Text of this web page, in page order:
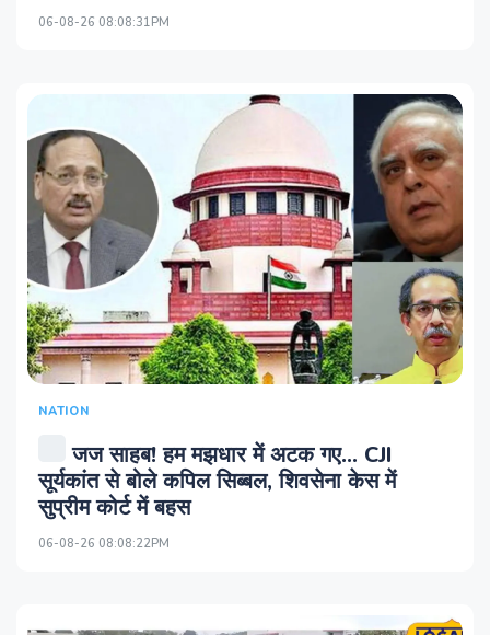
06-08-26 08:08:31PM
NATION
जज साहब! हम मझधार में अटक गए... CJI
सूर्यकांत से बोले कपिल सिब्‍बल, शिवसेना केस में
सुप्रीम कोर्ट में बहस
06-08-26 08:08:22PM